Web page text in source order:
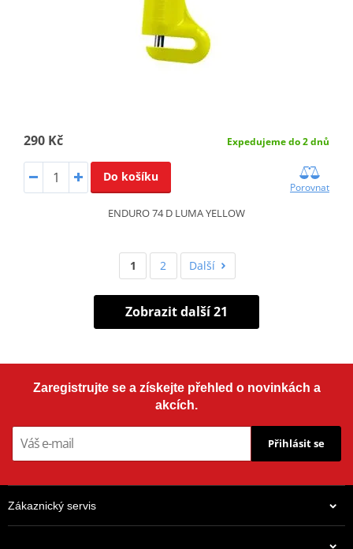
290 Kč Expedujeme do 2 dnů
Do košíku
Porovnat
ENDURO 74 D LUMA YELLOW
1 2 Další
Zobrazit další 21
Zaregistrujte se a získejte přehled o novinkách a
akcích.
Přihlásit se
Zákaznický servis